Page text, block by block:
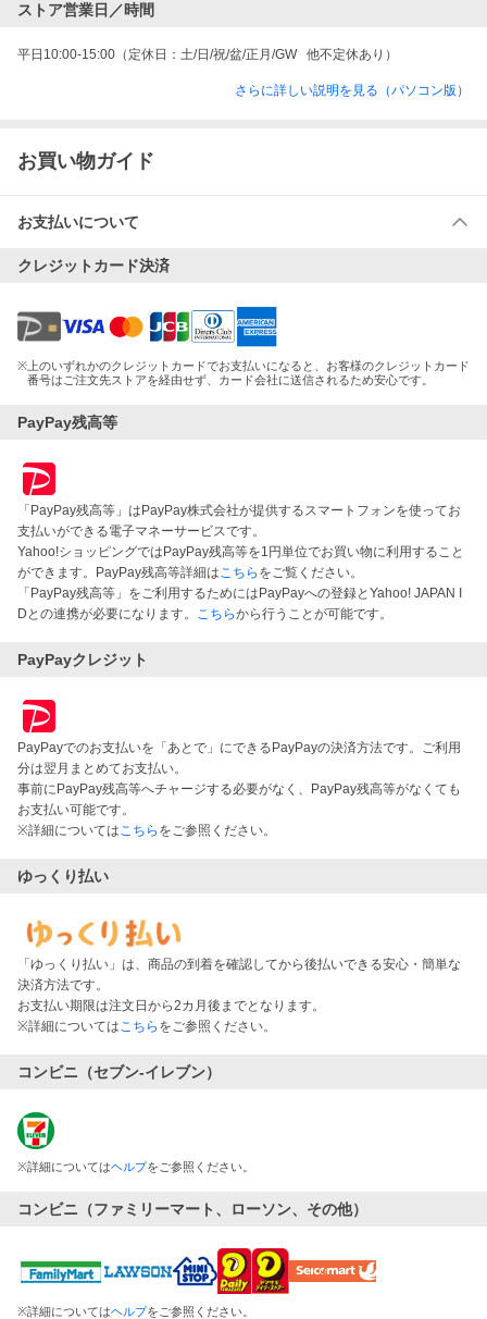
ストア営業日／時間
平日10:00-15:00（定休日：土/日/祝/盆/正月/GW   他不定休あり）
さらに詳しい説明を見る（パソコン版）
お買い物ガイド
お支払いについて
クレジットカード決済
※ 上のいずれかのクレジットカードでお支払いになると、お客様のクレジットカード
番号はご注文先ストアを経由せず、カード会社に送信されるため安心です。
PayPay残高等
「PayPay残高等」はPayPay株式会社が提供するスマートフォンを使ってお
支払いができる電子マネーサービスです。
Yahoo!ショッピングではPayPay残高等を1円単位でお買い物に利用すること
ができます。PayPay残高等詳細はこちら をご覧ください。
「PayPay残高等」をご利用するためにはPayPayへの登録とYahoo! JAPAN I
Dとの連携が必要になります。 こちらから行うことが可能です。
PayPayクレジット
PayPayでのお支払いを「あとで」にできるPayPayの決済方法です。ご利用
分は翌月まとめてお支払い。
事前にPayPay残高等へチャージする必要がなく、PayPay残高等がなくても
お支払い可能です。
※詳細についてはこちら をご参照ください。
ゆっくり払い
「ゆっくり払い」は、商品の到着を確認してから後払いできる安心・簡単な
決済方法です。
お支払い期限は注文日から2カ月後までとなります。
※詳細についてはこちら をご参照ください。
コンビニ（セブン-イレブン）
※詳細についてはヘルプをご参照ください。
コンビニ（ファミリーマート、ローソン、その他）
※詳細についてはヘルプをご参照ください。